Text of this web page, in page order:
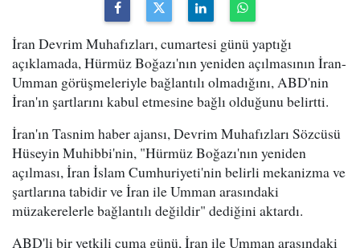
İran Devrim Muhafızları, cumartesi günü yaptığı
açıklamada, Hürmüz Boğazı'nın yeniden açılmasının İran-
Umman görüşmeleriyle bağlantılı olmadığını, ABD'nin
İran'ın şartlarını kabul etmesine bağlı olduğunu belirtti.
İran'ın Tasnim haber ajansı, Devrim Muhafızları Sözcüsü
Hüseyin Muhibbi'nin, "Hürmüz Boğazı'nın yeniden
açılması, İran İslam Cumhuriyeti'nin belirli mekanizma ve
şartlarına tabidir ve İran ile Umman arasındaki
müzakerelerle bağlantılı değildir" dediğini aktardı.
ABD'li bir yetkili cuma günü, İran ile Umman arasındaki